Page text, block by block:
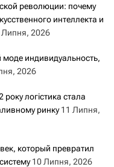
революции: почему
интеллекта и
Липня, 2026
индивидуальность,
2026
логістика стала
ринку 11 Липня,
который превратил
10 Липня, 2026